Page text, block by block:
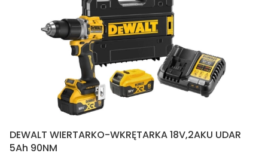
DEWALT WIERTARKO-WKRĘTARKA 18V,2AKU UDAR
5Ah 90NM